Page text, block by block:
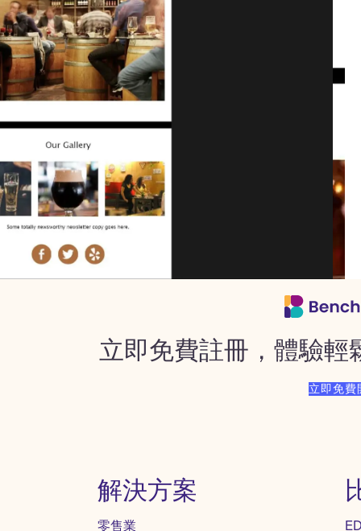
立即免費註冊，體驗輕
立即免費
解決方案
零售業